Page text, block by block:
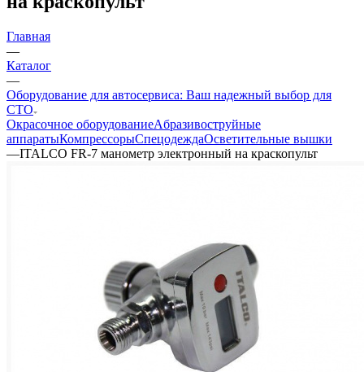
Главная
—
Каталог
—
Оборудование для автосервиса: Ваш надежный выбор для
СТО
Окрасочное оборудованиеAбразивоструйные
аппаратыКомпрессорыСпецодеждаОсветительные вышки
—ITALCO FR-7 манометр электронный на краскопульт